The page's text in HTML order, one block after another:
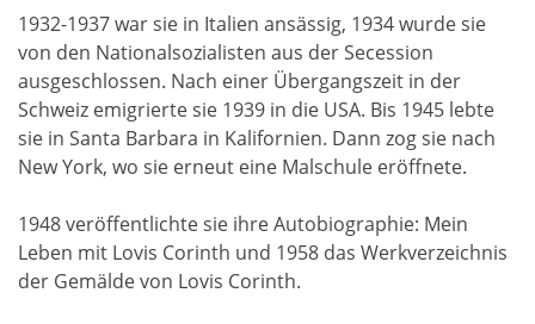
1932-1937 war sie in Italien ansässig, 1934 wurde sie
von den Nationalsozialisten aus der Secession
ausgeschlossen. Nach einer Übergangszeit in der
Schweiz emigrierte sie 1939 in die USA. Bis 1945 lebte
sie in Santa Barbara in Kalifornien. Dann zog sie nach
New York, wo sie erneut eine Malschule eröffnete.
1948 veröffentlichte sie ihre Autobiographie: Mein
Leben mit Lovis Corinth und 1958 das Werkverzeichnis
der Gemälde von Lovis Corinth.